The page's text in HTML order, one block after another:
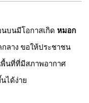
บนมีโอกาสเกิด หมอก
กลาง ขอให้ประชาชน
พื้นที่ที่มีสภาพอากาศ
ได้ง่าย